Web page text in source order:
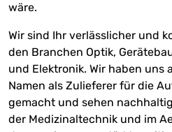
wäre.
Wir sind Ihr verlässlicher und
den Branchen Optik,
und Elektronik. Wir haben uns
Namen als Zulieferer für die
gemacht und sehen
der Medizinaltechnik und im